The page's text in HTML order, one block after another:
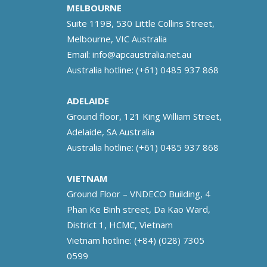
MELBOURNE
Suite 119B, 530 Little Collins Street,
Melbourne, VIC Australia
Email: info@apcaustralia.net.au
Australia hotline: (+61) 0485 937 868
ADELAIDE
Ground floor, 121 King William Street,
Adelaide, SA Australia
Australia hotline: (+61) 0485 937 868
VIETNAM
Ground Floor – VNDECO Building, 4
Phan Ke Binh street, Da Kao Ward,
District 1, HCMC, Vietnam
Vietnam hotline: (+84) (028) 7305
0599